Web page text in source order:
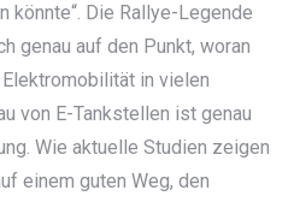
könnte“. Die Rallye-Legende
genau auf den Punkt, woran
in vielen
von E-Tankstellen ist genau
Wie aktuelle Studien zeigen
einem guten Weg, den